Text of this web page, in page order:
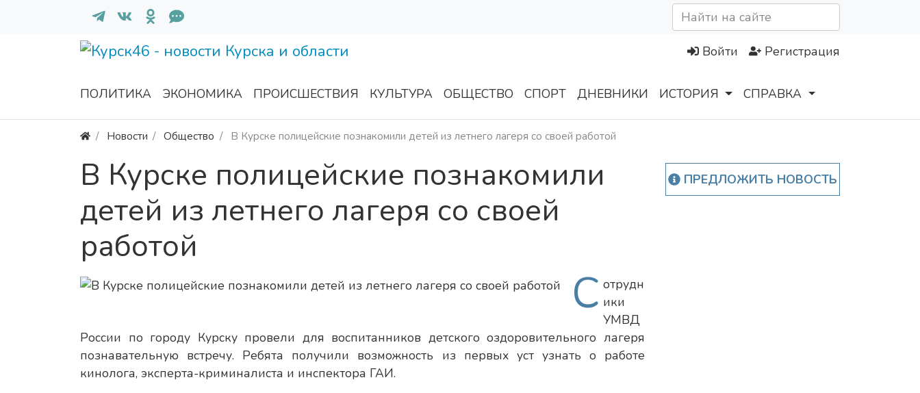
Войти Регистрация
ПОЛИТИКА ЭКОНОМИКА ПРОИСШЕСТВИЯ КУЛЬТУРА ОБЩЕСТВО СПОРТ ДНЕВНИКИ ИСТОРИЯ СПРАВКА
Новости Общество В Курске полицейские познакомили детей из летнего лагеря со своей работой
В Курске полицейские познакомили
детей из летнего лагеря со своей
работой
С отрудн
ики
УМВД
России по городу Курску провели для воспитанников детского оздоровительного лагеря
познавательную встречу. Ребята получили возможность из первых уст узнать о работе
кинолога, эксперта-криминалиста и инспектора ГАИ.
ПРЕДЛОЖИТЬ НОВОСТЬ